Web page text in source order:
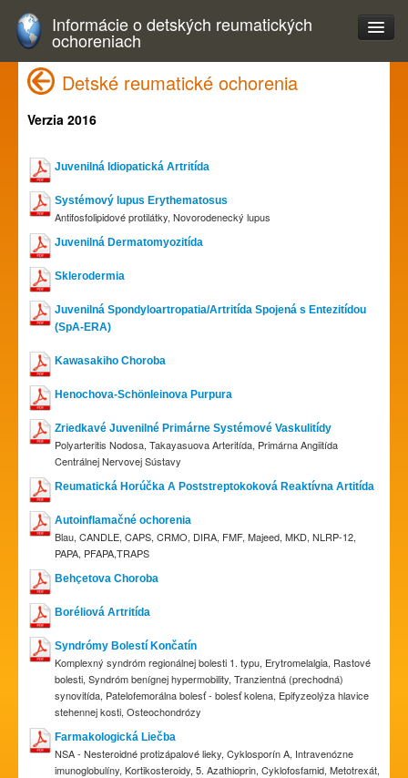
Informácie o detských reumatických
ochoreniach
Detské reumatické ochorenia
Verzia 2016
Juvenilná Idiopatická Artritída
Systémový lupus Erythematosus
Antifosfolipidové protilátky, Novorodenecký lupus
Juvenilná Dermatomyozitída
Sklerodermia
Juvenilná Spondyloartropatia/Artritída Spojená s Entezitídou
(SpA-ERA)
Kawasakiho Choroba
Henochova-Schönleinova Purpura
Zriedkavé Juvenilné Primárne Systémové Vaskulitídy
Polyarteritis Nodosa, Takayasuova Arteritída, Primárna Angiitída
Centrálnej Nervovej Sústavy
Reumatická Horúčka A Poststreptokoková Reaktívna Artitída
Autoinflamačné ochorenia
Blau, CANDLE, CAPS, CRMO, DIRA, FMF, Majeed, MKD, NLRP-12,
PAPA, PFAPA,TRAPS
Behçetova Choroba
Boréliová Artritída
Syndrómy Bolestí Končatín
Komplexný syndróm regionálnej bolesti 1. typu, Erytromelalgia, Rastové
bolesti, Syndróm benígnej hypermobility, Tranzientná (prechodná)
synovitída, Patelofemorálna bolesť - bolesť kolena, Epifyzeolýza hlavice
stehennej kosti, Osteochondrózy
Farmakologická Liečba
NSA - Nesteroidné protizápalové lieky, Cyklosporín A, Intravenózne
imunoglobulíny, Kortikosteroidy, 5. Azathioprin, Cyklofosfamid, Metotrexát,